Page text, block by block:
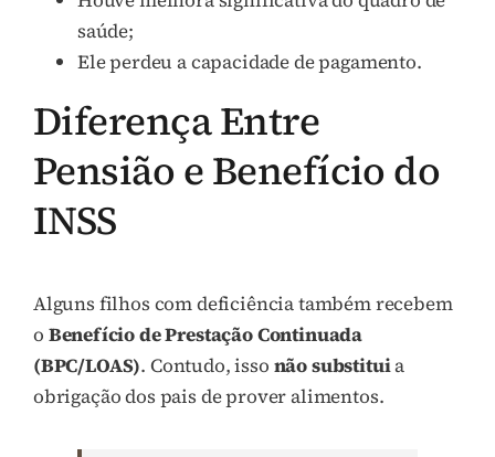
saúde;
Ele perdeu a capacidade de pagamento.
Diferença Entre
Pensião e Benefício do
INSS
Alguns filhos com deficiência também recebem
o Benefício de Prestação Continuada
(BPC/LOAS). Contudo, isso não substituia
obrigação dos pais de prover alimentos.